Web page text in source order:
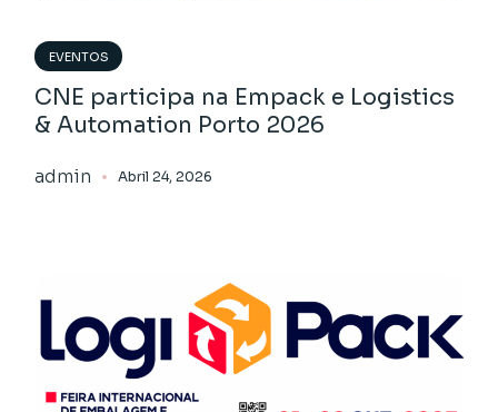
EVENTOS
CNE participa na Empack e Logistics
& Automation Porto 2026
admin Abril 24, 2026